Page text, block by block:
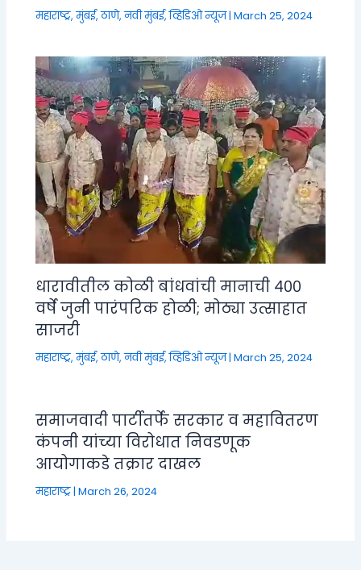
महाराष्ट्र,मुंबई, ठाणे, नवी मुंबई,व्हिडिओ न्यूज|March 25, 2024
धारावीतील कोळी बांधवांची मानाची ४००
वर्षे जुनी पारंपरिक होळी; मोठ्या उत्साहात
साजरी
महाराष्ट्र,मुंबई, ठाणे, नवी मुंबई,व्हिडिओ न्यूज|March 25, 2024
समाजवादी पार्टीतर्फे सरकार व महावितरण
कंपनी यांच्या विरोधात निवडणूक
आयोगाकडे तक्रार दाखल
महाराष्ट्र|March 26, 2024